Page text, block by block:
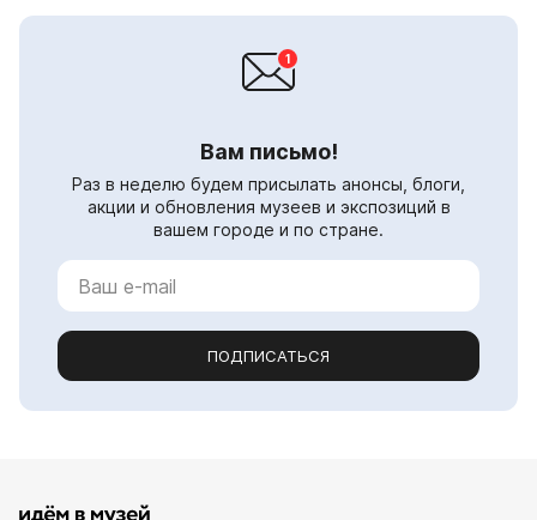
Вам письмо!
Раз в неделю будем присылать анонсы, блоги,
акции и обновления музеев и экспозиций в
вашем городе и по стране.
ПОДПИСАТЬСЯ